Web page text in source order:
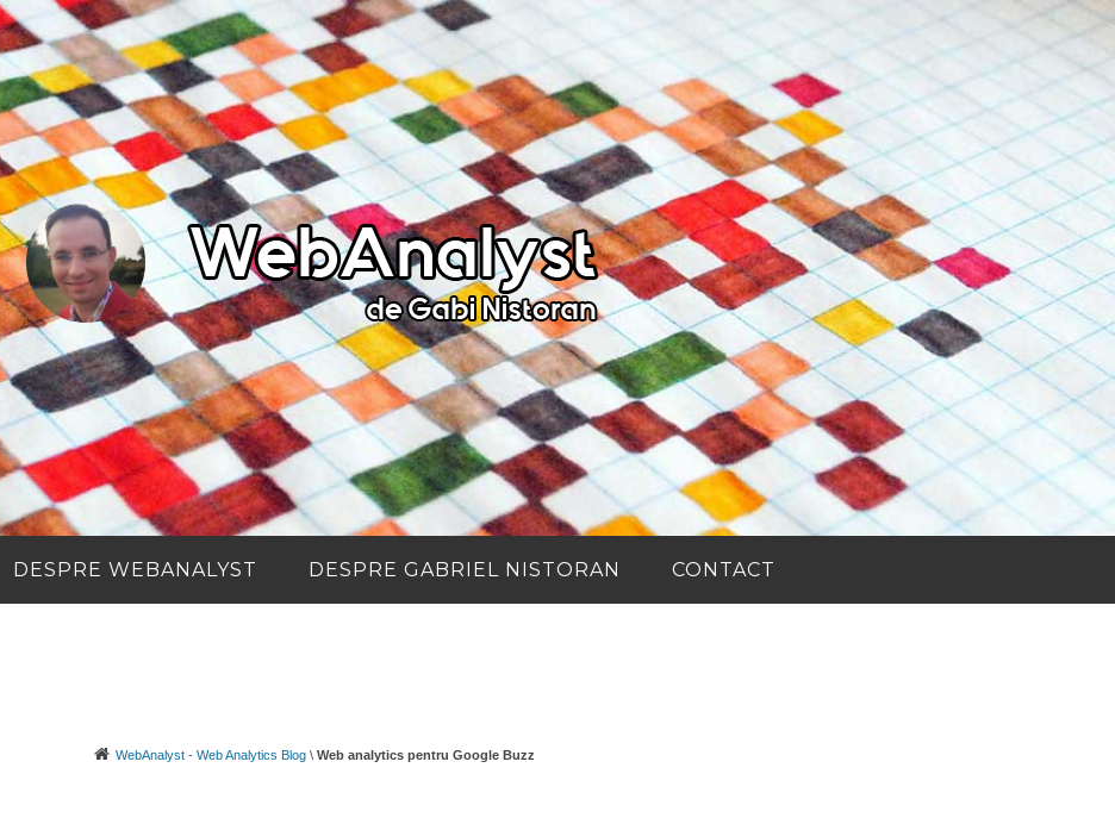
DESPRE WEBANALYST DESPRE GABRIEL NISTORAN CONTACT
WebAnalyst - Web Analytics Blog \ Web analytics pentru Google Buzz